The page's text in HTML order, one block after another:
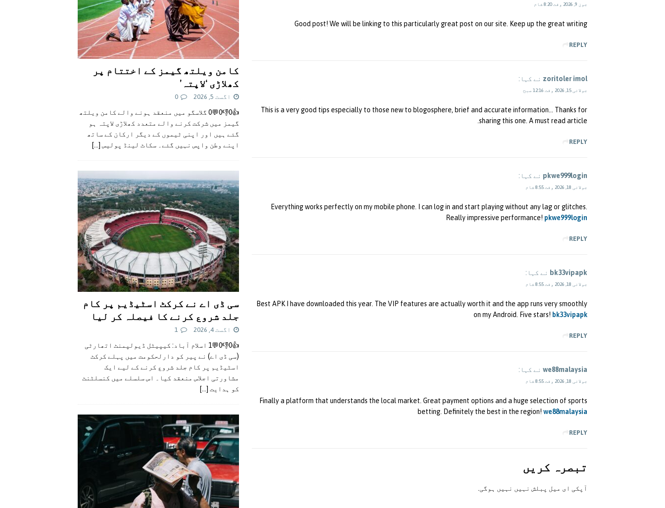
جون 9, 2026 وقت 8:20 شام
Good post! We will be linking to this particularly great post on our site. Keep up the great writing
REPLY
zoritoler imol نے کہا:
جولائی 15, 2026 وقت 12:16 صبح
This is a very good tips especially to those new to blogosphere, brief and accurate information… Thanks for
sharing this one. A must read article.
REPLY
pkwe999login نے کہا:
جولائی 18, 2026 وقت 8:55 شام
Everything works perfectly on my mobile phone. I can log in and start playing without any lag or glitches.
Really impressive performance! pkwe999login
REPLY
bk33vipapk نے کہا:
جولائی 18, 2026 وقت 8:55 شام
Best APK I have downloaded this year. The VIP features are actually worth it and the app runs very smoothly
on my Android. Five stars! bk33vipapk
REPLY
we88malaysia نے کہا:
جولائی 18, 2026 وقت 8:55 شام
Finally a platform that understands the local market. Great payment options and a huge selection of sports
betting. Definitely the best in the region! we88malaysia
REPLY
تبصرہ کريں
آپکی ای ميل پبلش نہيں نہيں ہوگی.
کامن ویلتھ گیمز کے اختتام پر
کھلاڑی ‘لاپتہ’
اگست 5, 2026 0
👍0👎0💬0 گلاسگو میں منعقد ہونے والے کامن ویلتھ
گیمز میں شرکت کرنے والے متعدد کھلاڑی لاپتہ ہو
گئے ہیں اور اپنی ٹیموں کے دیگر ارکان کے ساتھ
اپنے وطن واپس نہیں گئے۔ سکاٹ لینڈ پولیس [...]
سی ڈی اے نے کرکٹ اسٹیڈیم پر کام
جلد شروع کرنے کا فیصلہ کر لیا
اگست 4, 2026 1
👍0👎0💬1 اسلام آباد: کیپیٹل ڈیولپمنٹ اتھارٹی
(سی ڈی اے) نے پیر کو دارلحکومت میں پہلے کرکٹ
اسٹیڈیم پر کام جلد شروع کرنے کے لیے ایک
مشاورتی اجلاس منعقد کیا۔ اس سلسلے میں کنسلٹنٹ
کو ہدایت [...]